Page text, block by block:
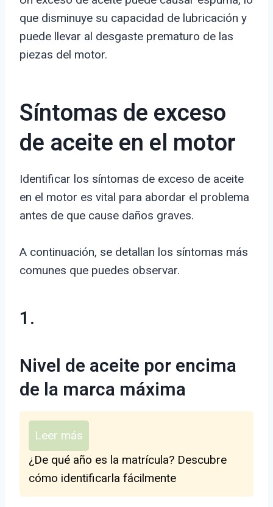
que disminuye su capacidad de lubricación y
puede llevar al desgaste prematuro de las
piezas del motor.
Síntomas de exceso
de aceite en el motor
Identificar los síntomas de exceso de aceite
en el motor es vital para abordar el problema
antes de que cause daños graves.
A continuación, se detallan los síntomas más
comunes que puedes observar.
1.
Nivel de aceite por encima
de la marca máxima
Leer más
¿De qué año es la matrícula? Descubre
cómo identificarla fácilmente